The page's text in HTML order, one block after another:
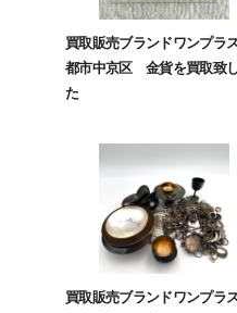
買取販売ブランドワンプ
都市中京区 金貨を買取致
た
買取販売ブランドワンプ